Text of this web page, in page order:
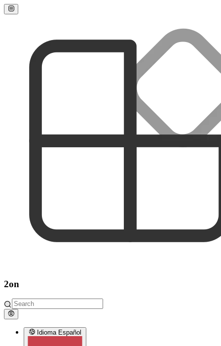
2on
Idioma Español